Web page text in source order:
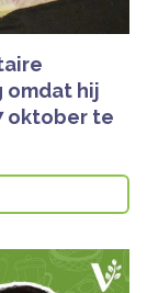
omdat hij
oktober te